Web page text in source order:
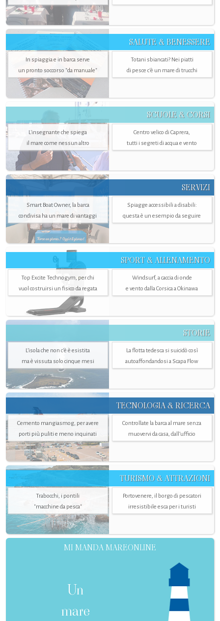
SALUTE & BENESSERE
In spiaggia e in barca serve
un pronto soccorso "da manuale"
Totani sbiancati? Nei piatti
di pesce c'è un mare di trucchi
SCUOLE & CORSI
L'insegnante che spiega
il mare come nessun altro
Centro velico di Caprera,
tutti i segreti di acqua e vento
SERVIZI
Smart Boat Owner, la barca
condivisa ha un mare di vantaggi
Spiagge accessibili a disabili:
questa è un esempio da seguire
SPORT & ALLENAMENTO
Top Excite Technogym, per chi
vuol costruirsi un fisico da regata
Windsurf, a caccia di onde
e vento dalla Corsica a Okinawa
STORIE
L’isola che non c'è è esistita
ma è vissuta solo cinque mesi
La flotta tedesca si suicidò così
autoaffondandosi a Scapa Flow
TECNOLOGIA & RICERCA
Cemento mangiasmog, per avere
porti più puliti e meno inquinati
Controllate la barca al mare senza
muovervi da casa, dall’ufficio
TURISMO & ATTRAZIONI
Trabocchi, i pontili
"macchine da pesca"
Portovenere, il borgo di pescatori
irresistibile esca per i turisti
MI MANDA MAREONLINE
Un
mare